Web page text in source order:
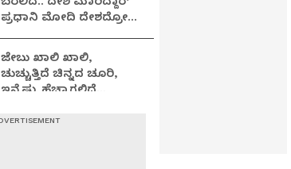
ಪ್ರಧಾನಿ ಮೋದಿ ದೇಶದ್ರೋಹಿ
ಜೇಬು ಖಾಲಿ ಖಾಲಿ,
ಚುಚ್ಚುತ್ತಿದೆ ಚಿನ್ನದ ಚೂರಿ,
ಇನ್ನೆಷ್ಟು ಹೆಚ್ಚಾಗಲಿದೆ